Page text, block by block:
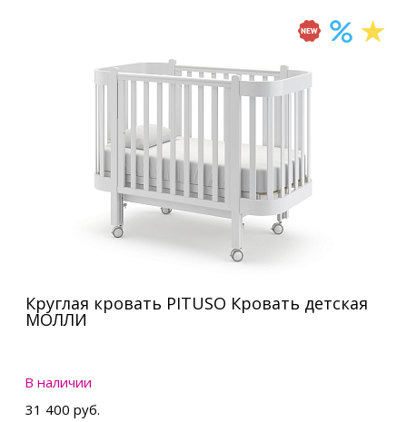
Круглая кровать PITUSO Кровать детская
МОЛЛИ
В наличии
31 400 руб.